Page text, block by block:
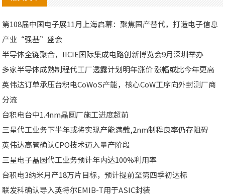
第108届中国电子展11月上海启幕：聚焦国产替代，打造电子信息
产业“强基”盛会
半导体全链聚合，IICIE国际集成电路创新博览会9月深圳举办
多家半导体成熟制程代工厂透露计划明年涨价 涨幅或比今年更高
英伟达订单承压台积电CoWoS产能，核心CoW工序向外封测厂商
分流
台积电台中1.4nm晶圆厂施工进度超前
三星代工业务下半年或将实现产能满载,2nm制程良率仍存阻碍
英伟达高管确认CPO技术迈入量产阶段
三星电子晶圆代工业务预计年内达100%利用率
台积电3纳米月产18万片目标，预计提前至第四季初达标
联发科确认导入英特尔EMIB-T用于ASIC封装